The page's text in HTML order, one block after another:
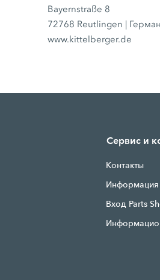
Bayernstraße 8
72768 Reutlingen |
www.kittelberger.de
Сервис и
Контакты
Информация
Вход Parts